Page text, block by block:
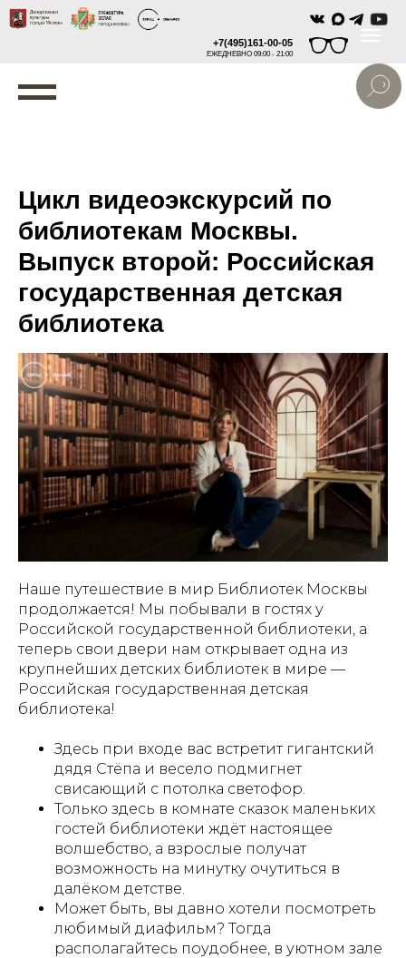
+7(495)161-00-05
ЕЖЕДНЕВНО 09:00 - 21:00
Цикл видеоэкскурсий по
библиотекам Москвы.
Выпуск второй: Российская
государственная детская
библиотека
Наше путешествие в мир Библиотек Москвы
продолжается! Мы побывали в гостях у
Российской государственной библиотеки, а
теперь свои двери нам открывает одна из
крупнейших детских библиотек в мире —
Российская государственная детская
библиотека!
Здесь при входе вас встретит гигантский
дядя Стёпа и весело подмигнет
свисающий с потолка светофор.
Только здесь в комнате сказок маленьких
гостей библиотеки ждёт настоящее
волшебство, а взрослые получат
возможность на минутку очутиться в
далёком детстве.
Может быть, вы давно хотели посмотреть
любимый диафильм? Тогда
располагайтесь поудобнее, в уютном зале